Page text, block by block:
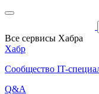
Все сервисы Хабра
Хабр
Сообщество IT-
Q&A